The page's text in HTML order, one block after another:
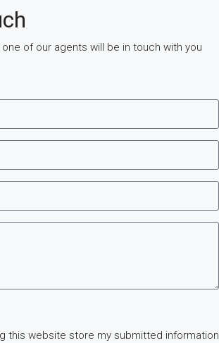
of our agents will be in touch with you
this website store my submitted information